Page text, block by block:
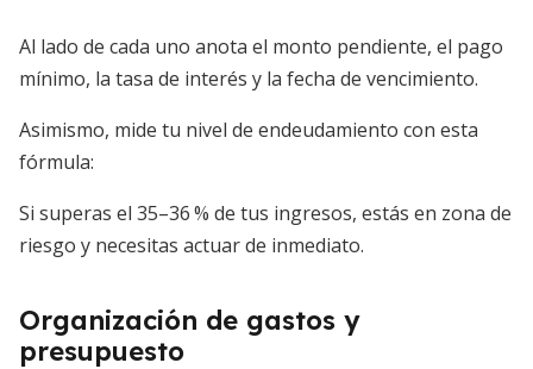
Al lado de cada uno anota el monto pendiente, el pago
mínimo, la tasa de interés y la fecha de vencimiento.
Asimismo, mide tu nivel de endeudamiento con esta
fórmula:
Si superas el 35–36 % de tus ingresos, estás en zona de
riesgo y necesitas actuar de inmediato.
Organización de gastos y
presupuesto